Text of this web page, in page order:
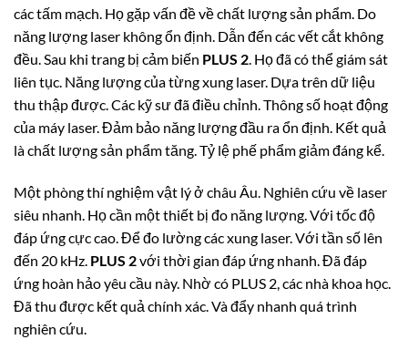
các tấm mạch. Họ gặp vấn đề về chất lượng sản phẩm. Do
năng lượng laser không ổn định. Dẫn đến các vết cắt không
đều. Sau khi trang bị cảm biến PLUS 2. Họ đã có thể giám sát
liên tục. Năng lượng của từng xung laser. Dựa trên dữ liệu
thu thập được. Các kỹ sư đã điều chỉnh. Thông số hoạt động
của máy laser. Đảm bảo năng lượng đầu ra ổn định. Kết quả
là chất lượng sản phẩm tăng. Tỷ lệ phế phẩm giảm đáng kể.
Một phòng thí nghiệm vật lý ở châu Âu. Nghiên cứu về laser
siêu nhanh. Họ cần một thiết bị đo năng lượng. Với tốc độ
đáp ứng cực cao. Để đo lường các xung laser. Với tần số lên
đến 20 kHz. PLUS 2với thời gian đáp ứng nhanh. Đã đáp
ứng hoàn hảo yêu cầu này. Nhờ có PLUS 2, các nhà khoa học.
Đã thu được kết quả chính xác. Và đẩy nhanh quá trình
nghiên cứu.